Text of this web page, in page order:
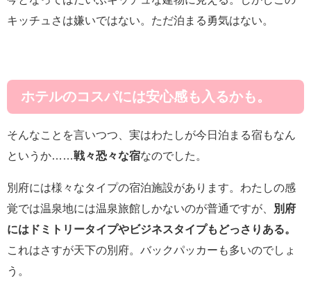
キッチュさは嫌いではない。ただ泊まる勇気はない。
ホテルのコスパには安心感も入るかも。
そんなことを言いつつ、実はわたしが今日泊まる宿もなん
というか……戦々恐々な宿なのでした。
別府には様々なタイプの宿泊施設があります。わたしの感
覚では温泉地には温泉旅館しかないのが普通ですが、
別府
にはドミトリータイプやビジネスタイプもどっさりある。
これはさすが天下の別府。バックパッカーも多いのでしょ
う。